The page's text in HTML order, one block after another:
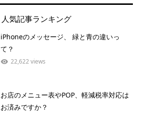
人気記事ランキング
iPhoneのメッセージ、 緑と青の違いっ
て？
22,622 views
お店のメニュー表やPOP、軽減税率対応は
お済みですか？